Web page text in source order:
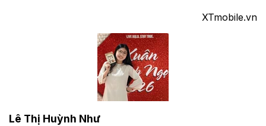
XTmobile.vn
Lê Thị Huỳnh Như